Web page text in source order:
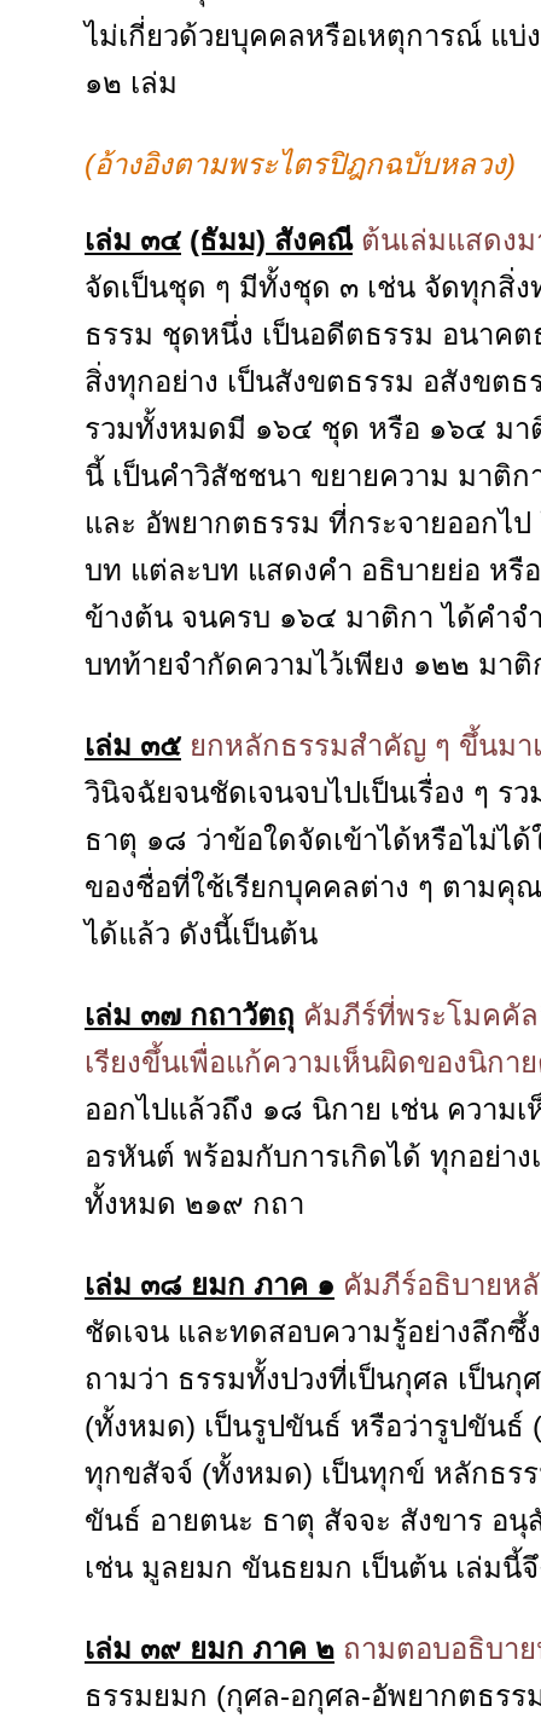
ไม่เกี่ยวด้วยบุคคลหรือเหตุการณ์ แบ่
๑๒ เล่ม
(อ้างอิงตามพระไตรปิฎกฉบับหลวง)
เล่ม ๓๔ (ธัมม) สังคณีต้นเล่มแสดง
จัดเป็นชุด ๆ มีทั้งชุด ๓ เช่น จัดทุกสิ่
ธรรม ชุดหนึ่ง เป็นอดีตธรรม อนาค
สิ่งทุกอย่าง เป็นสังขตธรรม อสังขต
รวมทั้งหมดมี ๑๖๔ ชุด หรือ ๑๖๔ มา
นี้ เป็นคำวิสัชชนา ขยายความ มาติก
และ อัพยากตธรรม ที่กระจายออกไ
บท แต่ละบท แสดงคำ อธิบายย่อ หรื
ข้างต้น จนครบ ๑๖๔ มาติกา ได้คำ
บทท้ายจำกัดความไว้เพียง ๑๒๒ มาติ
เล่ม ๓๕ ยกหลักธรรมสำคัญ ๆ ขึ้นมา
วินิจฉัยจนชัดเจนจบไปเป็นเรื่อง ๆ
ธาตุ ๑๘ ว่าข้อใดจัดเข้าได้หรือไม่
ของชื่อที่ใช้เรียกบุคคลต่าง ๆ ตามคุ
ได้แล้ว ดังนี้เป็นต้น
เล่ม ๓๗ กถาวัตถุ คัมภีร์ที่พระโมคคัล
เรียงขึ้นเพื่อแก้ความเห็นผิดของนิกา
ออกไปแล้วถึง ๑๘ นิกาย เช่น ความ
อรหันต์ พร้อมกับการเกิดได้ ทุกอย่า
ทั้งหมด ๒๑๙ กถา
เล่ม ๓๘ ยมก ภาค ๑ คัมภีร์อธิบายห
ชัดเจน และทดสอบความรู้อย่างลึกซึ้
ถามว่า ธรรมทั้งปวงที่เป็นกุศล เป็น
(ทั้งหมด) เป็นรูปขันธ์ หรือว่ารูปขันธ์
ทุกขสัจจ์ (ทั้งหมด) เป็นทุกข์ หลักธร
ขันธ์ อายตนะ ธาตุ สัจจะ สังขาร อนุ
เช่น มูลยมก ขันธยมก เป็นต้น เล่มนี้
เล่ม ๓๙ ยมก ภาค ๒ ถามตอบอธิบา
ธรรมยมก (กุศล-อกุศล-อัพยากตธร